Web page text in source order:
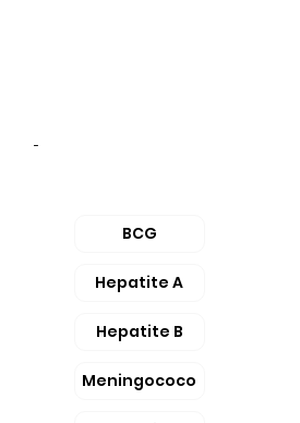
-
BCG
Hepatite A
Hepatite B
Meningococo